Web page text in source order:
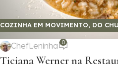
COZINHA EM MOVIMENTO, DO
GASTRONOMIA E SABORES
ChefLeninha 0
Ticiana Werner na